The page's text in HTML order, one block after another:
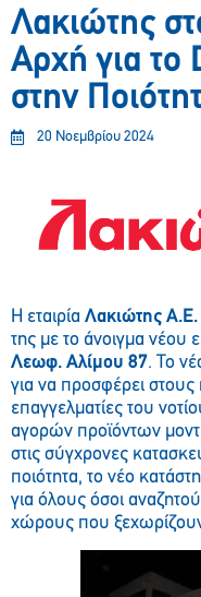
Λακιώτης
Αρχή για
στην
20 Νοεμβρίου 2024
H εταιρία Λακιώτης Α.Ε.
της με το άνοιγμα
Λεωφ. Αλίμου 87. Το
για να προσφέρει στους
επαγγελματίες του
αγορών προϊόντων
στις σύγχρονες
ποιότητα, το νέο
για όλους όσοι
χώρους που